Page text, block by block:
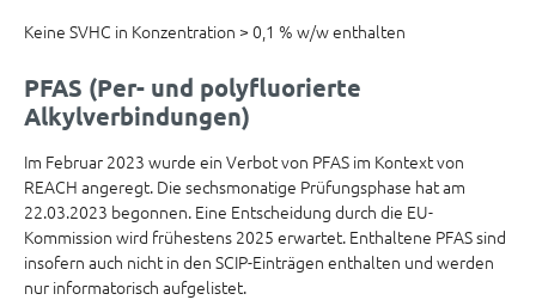
Keine SVHC in Konzentration > 0,1 % w/w enthalten
PFAS (Per- und polyfluorierte
Alkylverbindungen)
Im Februar 2023 wurde ein Verbot von PFAS im Kontext von
REACH angeregt. Die sechsmonatige Prüfungsphase hat am
22.03.2023 begonnen. Eine Entscheidung durch die EU-
Kommission wird frühestens 2025 erwartet. Enthaltene PFAS sind
insofern auch nicht in den SCIP-Einträgen enthalten und werden
nur informatorisch aufgelistet.